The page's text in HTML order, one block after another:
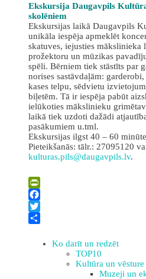
Ekskursija Daugavpils
skolēniem
Ekskursijas laikā Daugavpils
unikāla iespēja apmeklēt
skatuves, iejusties mākslinieka
prožektoru un mūzikas
spēli. Bērniem tiek stāstīts par
norises sastāvdaļām:
kases telpu, sēdvietu
biļetēm. Tā ir iespēja pabūt
ielūkoties mākslinieku
laikā tiek uzdoti dažādi
pasākumiem u.tml.
Ekskursijas ilgst 40 – 60
Pieteikšanās: tālr.: 27095120
kulturas.pils@daugavpils.lv.
PrintFriendly
Facebook
Twitter
Ko darīt un redzēt
TOP10
Kultūra un vēsture
Muzeji un